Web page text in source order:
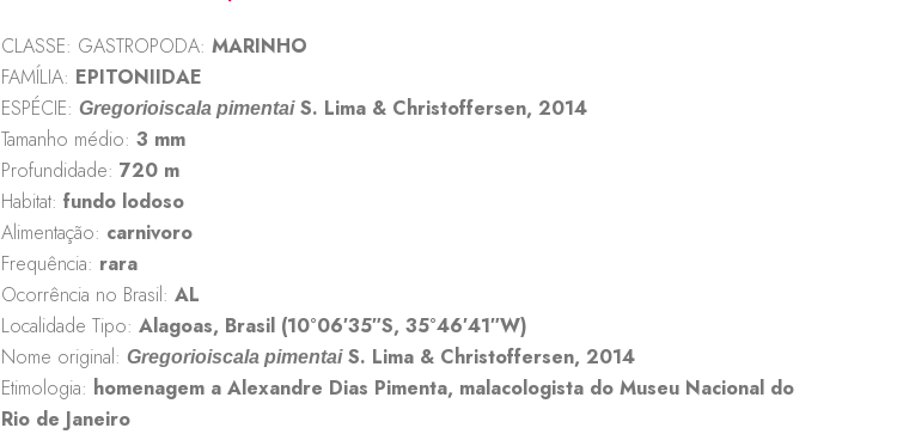
CLASSE: GASTROPODA: MARINHO
FAMÍLIA: EPITONIIDAE
ESPÉCIE: Gregorioiscala pimentaiS. Lima & Christoffersen, 2014
Tamanho médio: 3 mm
Profundidade: 720 m
Habitat: fundo lodoso
Alimentação: carnivoro
Frequência: rara
Ocorrência no Brasil: AL
Localidade Tipo: Alagoas, Brasil (10°06′35″S, 35°46′41″W)
Nome original: Gregorioiscala pimentaiS. Lima & Christoffersen, 2014
Etimologia: homenagem a Alexandre Dias Pimenta, malacologista do Museu Nacional do
Rio de Janeiro